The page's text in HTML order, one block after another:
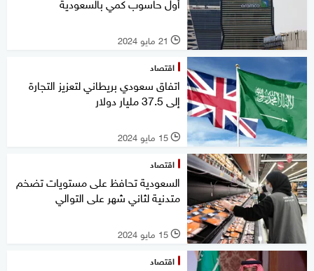
l 21 مايو 2024
اقتصاد
اتفاق سعودي بريطاني لتعزيز التجارة
إلى 37.5 مليار دولار
l 15 مايو 2024
اقتصاد
السعودية تحافظ على مستويات تضخم
متدنية لثاني شهر على التوالي
l 15 مايو 2024
اقتصاد